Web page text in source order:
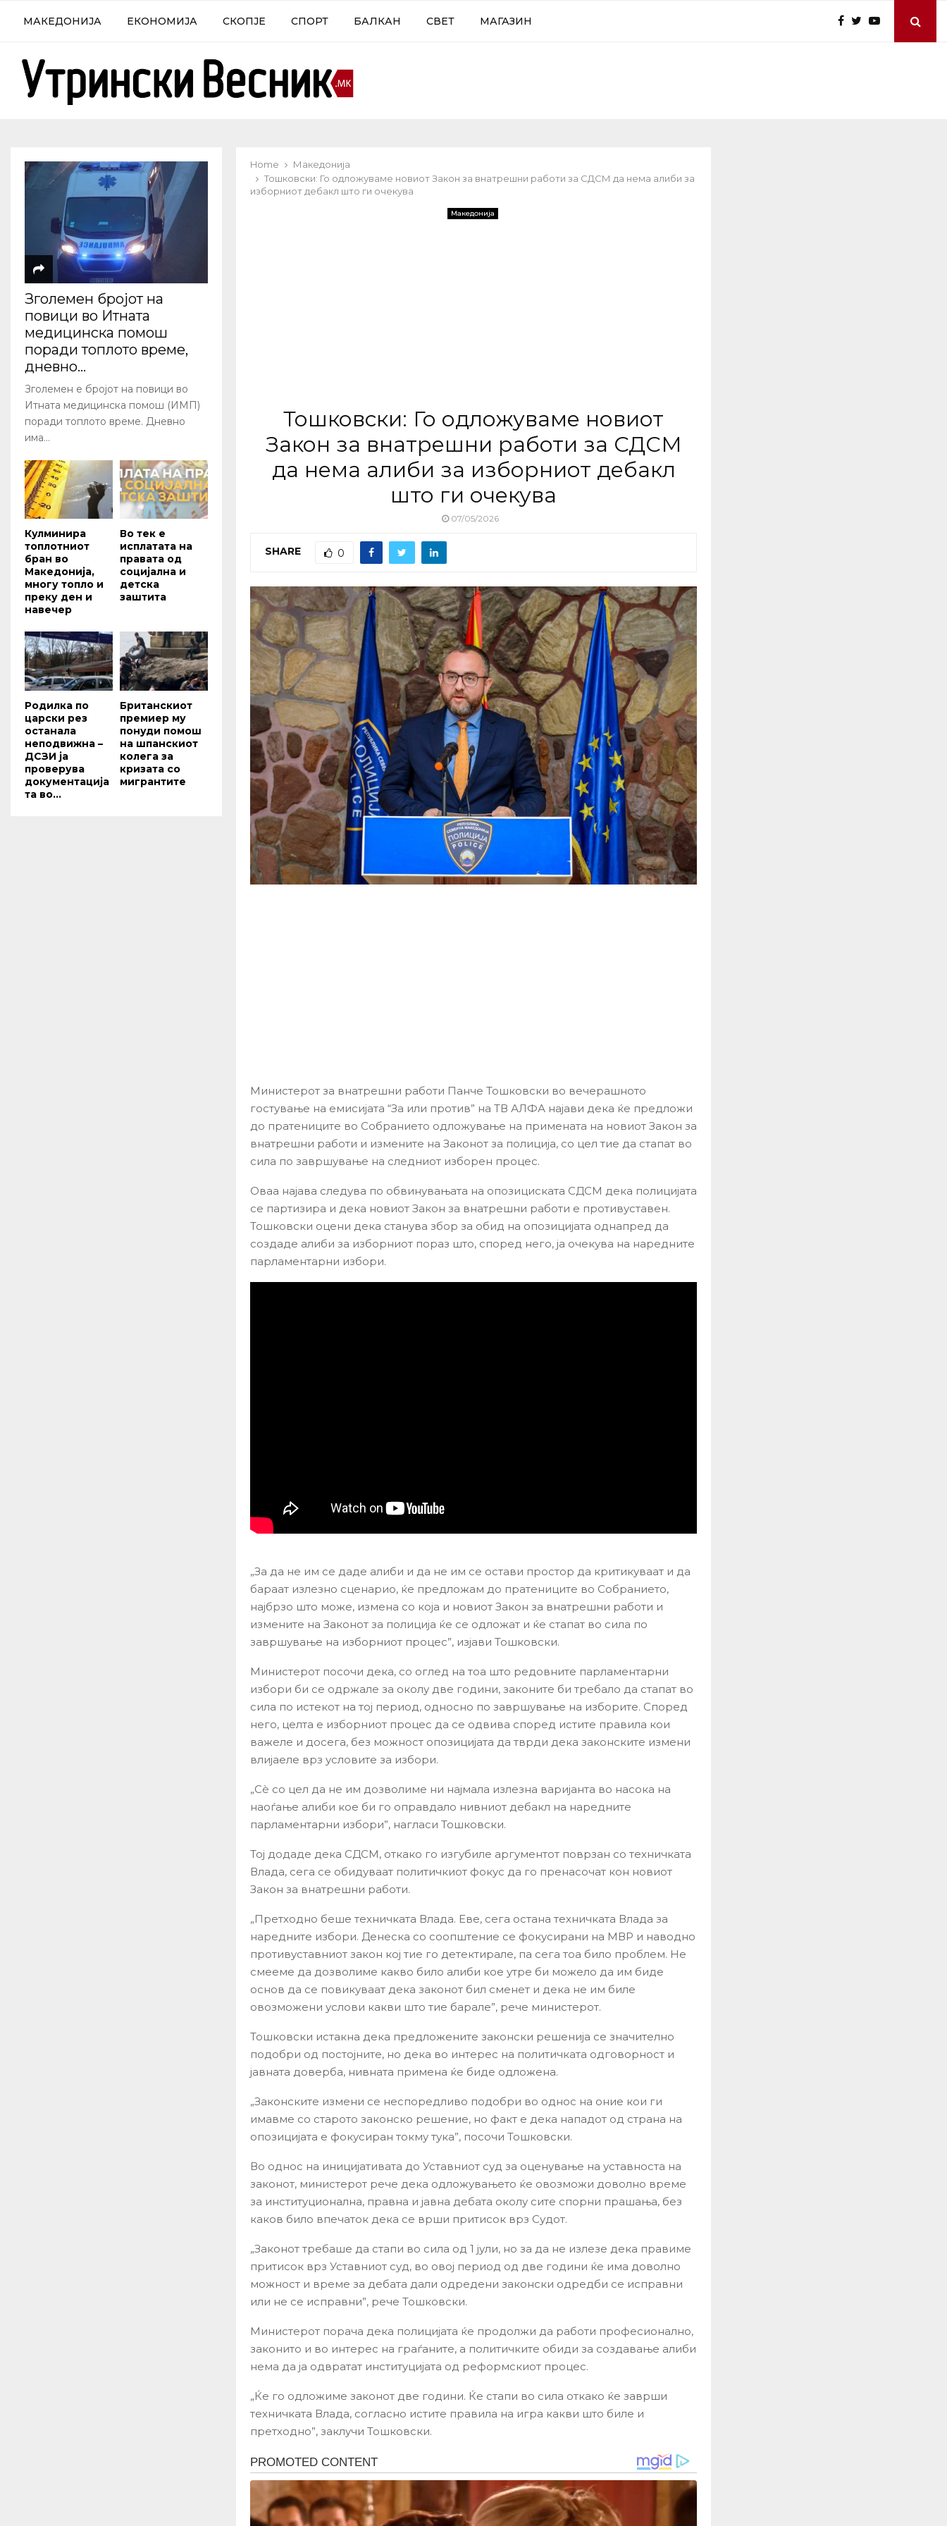
МАКЕДОНИЈА ЕКОНОМИЈА СКОПЈЕ СПОРТ БАЛКАН СВЕТ МАГАЗИН
Home
Македонија
Тошковски: Го одложуваме новиот Закон за внатрешни работи за СДСМ да нема алиби за
изборниот дебакл што ги очекува
Македонија
Тошковски: Го одложуваме новиот
Закон за внатрешни работи за СДСМ
да нема алиби за изборниот дебакл
што ги очекува
07/05/2026
SHARE 0
Министерот за внатрешни работи Панче Тошковски во вечерашното
гостување на емисијата “За или против” на ТВ АЛФА најави дека ќе предложи
до пратениците во Собранието одложување на примената на новиот Закон за
внатрешни работи и измените на Законот за полиција, со цел тие да стапат во
сила по завршување на следниот изборен процес.
Оваа најава следува по обвинувањата на опозициската СДСМ дека полицијата
се партизира и дека новиот Закон за внатрешни работи е противуставен.
Тошковски оцени дека станува збор за обид на опозицијата однапред да
создаде алиби за изборниот пораз што, според него, ја очекува на наредните
парламентарни избори.
„За да не им се даде алиби и да не им се остави простор да критикуваат и да
бараат излезно сценарио, ќе предложам до пратениците во Собранието,
најбрзо што може, измена со која и новиот Закон за внатрешни работи и
измените на Законот за полиција ќе се одложат и ќе стапат во сила по
завршување на изборниот процес”, изјави Тошковски.
Министерот посочи дека, со оглед на тоа што редовните парламентарни
избори би се одржале за околу две години, законите би требало да стапат во
сила по истекот на тој период, односно по завршување на изборите. Според
него, целта е изборниот процес да се одвива според истите правила кои
важеле и досега, без можност опозицијата да тврди дека законските измени
влијаеле врз условите за избори.
„Сè со цел да не им дозволиме ни најмала излезна варијанта во насока на
наоѓање алиби кое би го оправдало нивниот дебакл на наредните
парламентарни избори”, нагласи Тошковски.
Тој додаде дека СДСМ, откако го изгубиле аргументот поврзан со техничката
Влада, сега се обидуваат политичкиот фокус да го пренасочат кон новиот
Закон за внатрешни работи.
„Претходно беше техничката Влада. Еве, сега остана техничката Влада за
наредните избори. Денеска со соопштение се фокусирани на МВР и наводно
противуставниот закон кој тие го детектирале, па сега тоа било проблем. Не
смееме да дозволиме какво било алиби кое утре би можело да им биде
основ да се повикуваат дека законот бил сменет и дека не им биле
овозможени услови какви што тие барале”, рече министерот.
Тошковски истакна дека предложените законски решенија се значително
подобри од постојните, но дека во интерес на политичката одговорност и
јавната доверба, нивната примена ќе биде одложена.
„Законските измени се неспоредливо подобри во однос на оние кои ги
имавме со старото законско решение, но факт е дека нападот од страна на
опозицијата е фокусиран токму тука”, посочи Тошковски.
Во однос на иницијативата до Уставниот суд за оценување на уставноста на
законот, министерот рече дека одложувањето ќе овозможи доволно време
за институционална, правна и јавна дебата околу сите спорни прашања, без
каков било впечаток дека се врши притисок врз Судот.
„Законот требаше да стапи во сила од 1 јули, но за да не излезе дека правиме
притисок врз Уставниот суд, во овој период од две години ќе има доволно
можност и време за дебата дали одредени законски одредби се исправни
или не се исправни”, рече Тошковски.
Министерот порача дека полицијата ќе продолжи да работи професионално,
законито и во интерес на граѓаните, а политичките обиди за создавање алиби
нема да ја одвратат институцијата од реформскиот процес.
„Ќе го одложиме законот две години. Ќе стапи во сила откако ќе заврши
техничката Влада, согласно истите правила на игра какви што биле и
претходно”, заклучи Тошковски.
Зголемен бројот на
повици во Итната
медицинска помош
поради топлото време,
дневно...
Зголемен е бројот на повици во
Итната медицинска помош (ИМП)
поради топлото време. Дневно
има...
Кулминира
топлотниот
бран во
Македонија,
многу топло и
преку ден и
навечер
Во тек е
исплатата на
правата од
социјална и
детска
заштита
Родилка по
царски рез
останала
неподвижна –
ДСЗИ ја
проверува
документација
та во...
Британскиот
премиер му
понуди помош
на шпанскиот
колега за
кризата со
мигрантите